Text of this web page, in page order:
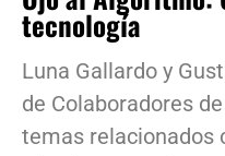
tecnología
Luna Gallardo y
de Colaboradores
temas relacionados